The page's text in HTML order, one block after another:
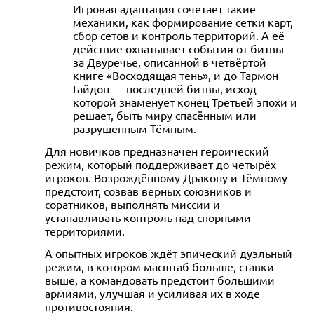
Игровая адаптация сочетает такие
механики, как формирование сетки карт,
сбор сетов и контроль территорий. А её
действие охватывает события от битвы
за Двуречье, описанной в четвёртой
книге «Восходящая тень», и до Тармон
Гайдон — последней битвы, исход
которой знаменует конец Третьей эпохи и
решает, быть миру спасённым или
разрушенным Тёмным.
Для новичков предназначен героический
режим, который поддерживает до четырёх
игроков. Возрождённому Дракону и Тёмному
предстоит, созвав верных союзников и
соратников, выполнять миссии и
устанавливать контроль над спорными
территориями.
А опытных игроков ждёт эпический дуэльный
режим, в котором масштаб больше, ставки
выше, а командовать предстоит большими
армиями, улучшая и усиливая их в ходе
противостояния.